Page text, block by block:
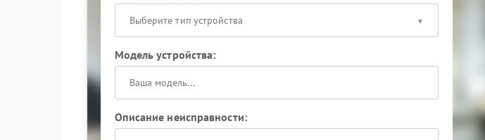
Выберите тип устройства
Модель устройства:
Описание неисправности: